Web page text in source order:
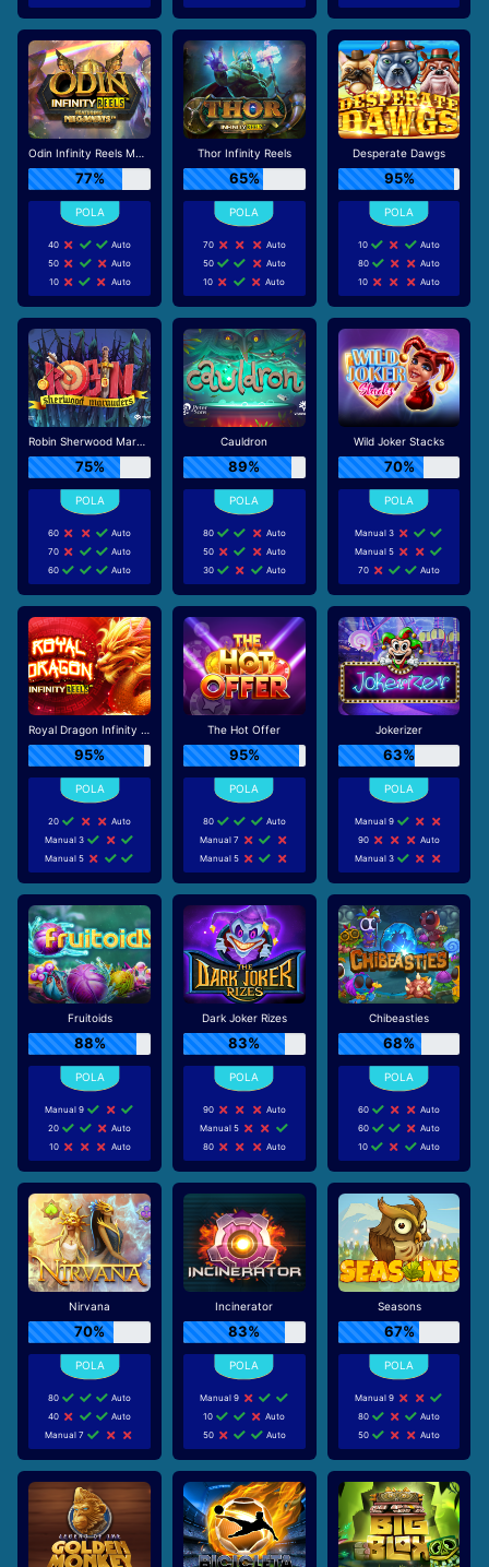
Odin Infinity Reels Megaways
77%
40
Auto
50
Auto
10
Auto
Thor Infinity Reels
65%
70
Auto
50
Auto
10
Auto
Desperate Dawgs
95%
10
Auto
80
Auto
10
Auto
Robin Sherwood Marauders
75%
60
Auto
70
Auto
60
Auto
Cauldron
89%
80
Auto
50
Auto
30
Auto
Wild Joker Stacks
70%
Manual 3
Manual 5
70
Auto
Royal Dragon Infinity Reels
95%
20
Auto
Manual 3
Manual 5
The Hot Offer
95%
80
Auto
Manual 7
Manual 5
Jokerizer
63%
Manual 9
90
Auto
Manual 3
Fruitoids
88%
Manual 9
20
Auto
10
Auto
Dark Joker Rizes
83%
90
Auto
Manual 5
80
Auto
Chibeasties
68%
60
Auto
60
Auto
10
Auto
Nirvana
70%
80
Auto
40
Auto
Manual 7
Incinerator
83%
Manual 9
10
Auto
50
Auto
Seasons
67%
Manual 9
80
Auto
50
Auto